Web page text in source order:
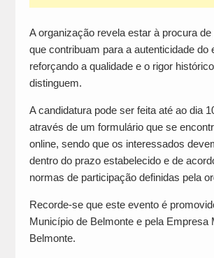
A organização revela estar à procura de
que contribuam para a autenticidade do
reforçando a qualidade e o rigor
distinguem.
A candidatura pode ser feita até ao dia
através de um formulário que se
online, sendo que os interessados
dentro do prazo estabelecido e de
normas de participação definidas pela
Recorde-se que este evento é
Município de Belmonte e pela Empresa
Belmonte.